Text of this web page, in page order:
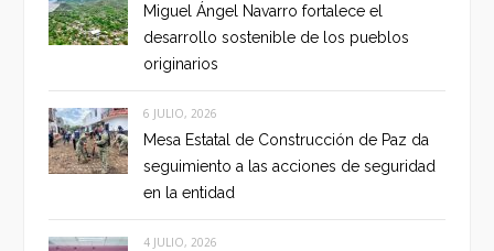
Miguel Ángel Navarro fortalece el
desarrollo sostenible de los pueblos
originarios
6 JULIO, 2026
Mesa Estatal de Construcción de Paz da
seguimiento a las acciones de seguridad
en la entidad
4 JULIO, 2026